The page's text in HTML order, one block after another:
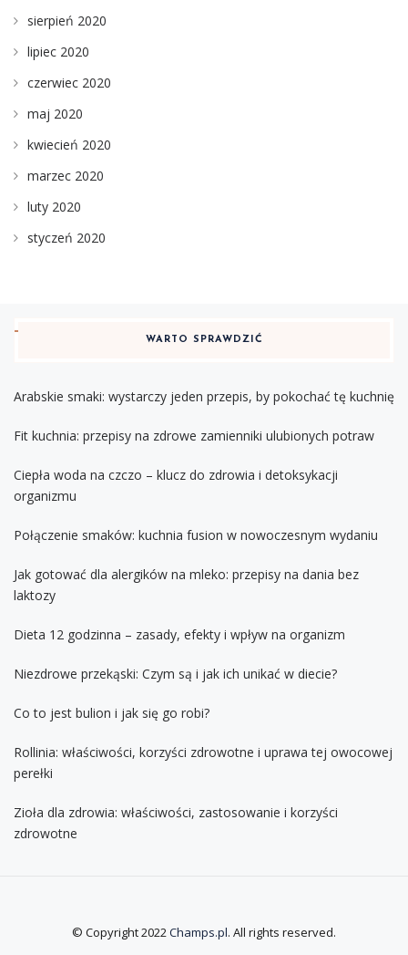
sierpień 2020
lipiec 2020
czerwiec 2020
maj 2020
kwiecień 2020
marzec 2020
luty 2020
styczeń 2020
WARTO SPRAWDZIĆ
Arabskie smaki: wystarczy jeden przepis, by pokochać tę kuchnię
Fit kuchnia: przepisy na zdrowe zamienniki ulubionych potraw
Ciepła woda na czczo – klucz do zdrowia i detoksykacji
organizmu
Połączenie smaków: kuchnia fusion w nowoczesnym wydaniu
Jak gotować dla alergików na mleko: przepisy na dania bez
laktozy
Dieta 12 godzinna – zasady, efekty i wpływ na organizm
Niezdrowe przekąski: Czym są i jak ich unikać w diecie?
Co to jest bulion i jak się go robi?
Rollinia: właściwości, korzyści zdrowotne i uprawa tej owocowej
perełki
Zioła dla zdrowia: właściwości, zastosowanie i korzyści
zdrowotne
© Copyright 2022Champs.pl. All rights reserved.